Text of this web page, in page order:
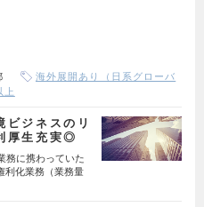
海外展開あり（日系グローバ
上
ビジネスのリ
厚生充実◎
務に携わっていた
利化業務（業務量